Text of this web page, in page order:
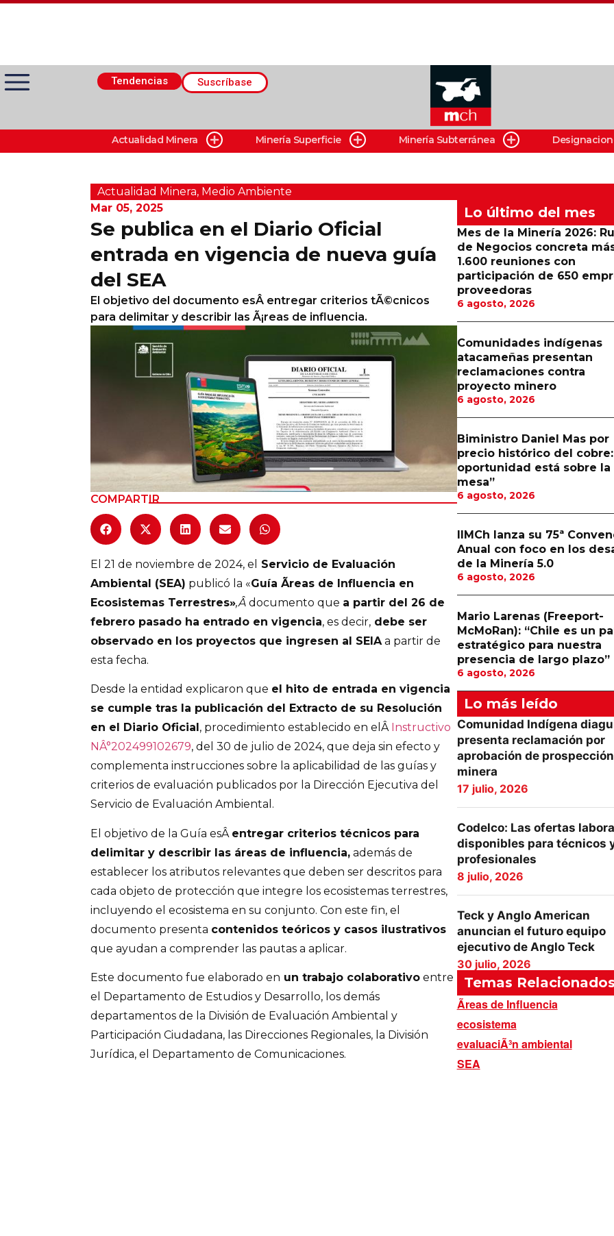
Tendencias Suscríbase
Actualidad Minera
Minería Superficie
Minerí­a Subterránea
Actualidad Minera Minería Superficie Minería Subterránea
Actualidad Minera, Medio Ambiente
Mar 05, 2025
Se publica en el Diario Oficial
entrada en vigencia de nueva guía
del SEA
El objetivo del documento esÂ entregar criterios tÃ©cnicos
para delimitar y describir las Ã¡reas de influencia.
COMPARTIR
El 21 de noviembre de 2024, el
Servicio de Evaluación
Ambiental (SEA) publicó la «Guía Ãreas de Influencia en
Ecosistemas Terrestres»,Â documento que a partir del 26 de
febrero pasado ha entrado en vigencia, es decir, debe ser
observado en los proyectos que ingresen al SEIAa partir de
esta fecha.
Desde la entidad explicaron que el hito de entrada en vigencia
se cumple tras la publicación del Extracto de su Resolución
en el Diario Oficial , procedimiento establecido en elÂ Instructivo
NÂ°202499102679, del 30 de julio de 2024, que deja sin efecto y
complementa instrucciones sobre la aplicabilidad de las guías y
criterios de evaluación publicados por la Dirección Ejecutiva del
Servicio de Evaluación Ambiental.
El objetivo de la Guía esÂ entregar criterios técnicos para
delimitar y describir las áreas de influencia, además de
establecer los atributos relevantes que deben ser descritos para
cada objeto de protección que integre los ecosistemas terrestres,
incluyendo el ecosistema en su conjunto. Con este fin, el
documento presenta contenidos teóricos y casos ilustrativos
que ayudan a comprender las pautas a aplicar.
Este documento fue elaborado en un trabajo colaborativo entre
el Departamento de Estudios y Desarrollo, los demás
departamentos de la División de Evaluación Ambiental y
Participación Ciudadana, las Direcciones Regionales, la División
Jurídica, el Departamento de Comunicaciones.
Lo último del mes
Mes de la Minería 2026:
de Negocios concreta
1.600 reuniones con
participación de 650
proveedoras
6 agosto, 2026
Comunidades indígenas
atacameñas presentan
reclamaciones contra
proyecto minero
6 agosto, 2026
Biministro Daniel Mas por
precio histórico del cobre:
oportunidad está sobre la
mesa”
6 agosto, 2026
IIMCh lanza su 75ª
Anual con foco en los
de la Minería 5.0
6 agosto, 2026
Mario Larenas (Freeport-
McMoRan): “Chile es un
estratégico para nuestra
presencia de largo plazo”
6 agosto, 2026
Lo más leído
Comunidad Indígena
presenta reclamación por
aprobación de prospección
minera
17 julio, 2026
Codelco: Las ofertas
disponibles para técnicos
profesionales
8 julio, 2026
Teck y Anglo American
anuncian el futuro equipo
ejecutivo de Anglo Teck
30 julio, 2026
Temas Relacionados
Ãreas de Influencia
ecosistema
evaluaciÃ³n ambiental
SEA